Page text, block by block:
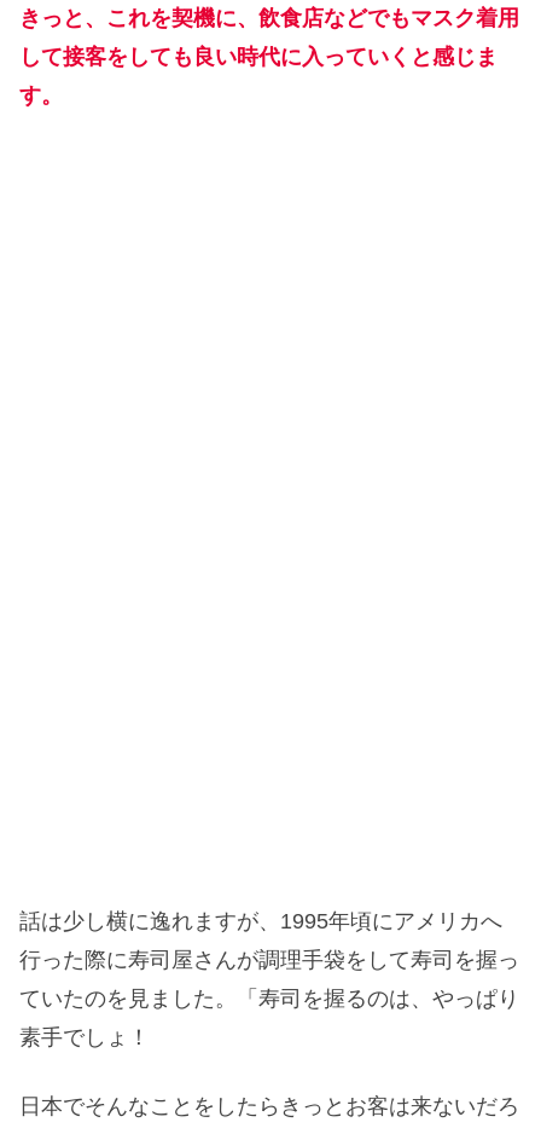
きっと、これを契機に、飲食店などでもマスク着用
して接客をしても良い時代に入っていくと感じま
す。
話は少し横に逸れますが、1995年頃にアメリカへ
行った際に寿司屋さんが調理手袋をして寿司を握っ
ていたのを見ました。「寿司を握るのは、やっぱり
素手でしょ！
日本でそんなことをしたらきっとお客は来ないだろ